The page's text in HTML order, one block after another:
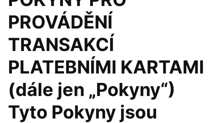
PROVÁDĚNÍ
TRANSAKCÍ
PLATEBNÍMI KARTAMI
(dále jen „Pokyny“)
Tyto Pokyny jsou